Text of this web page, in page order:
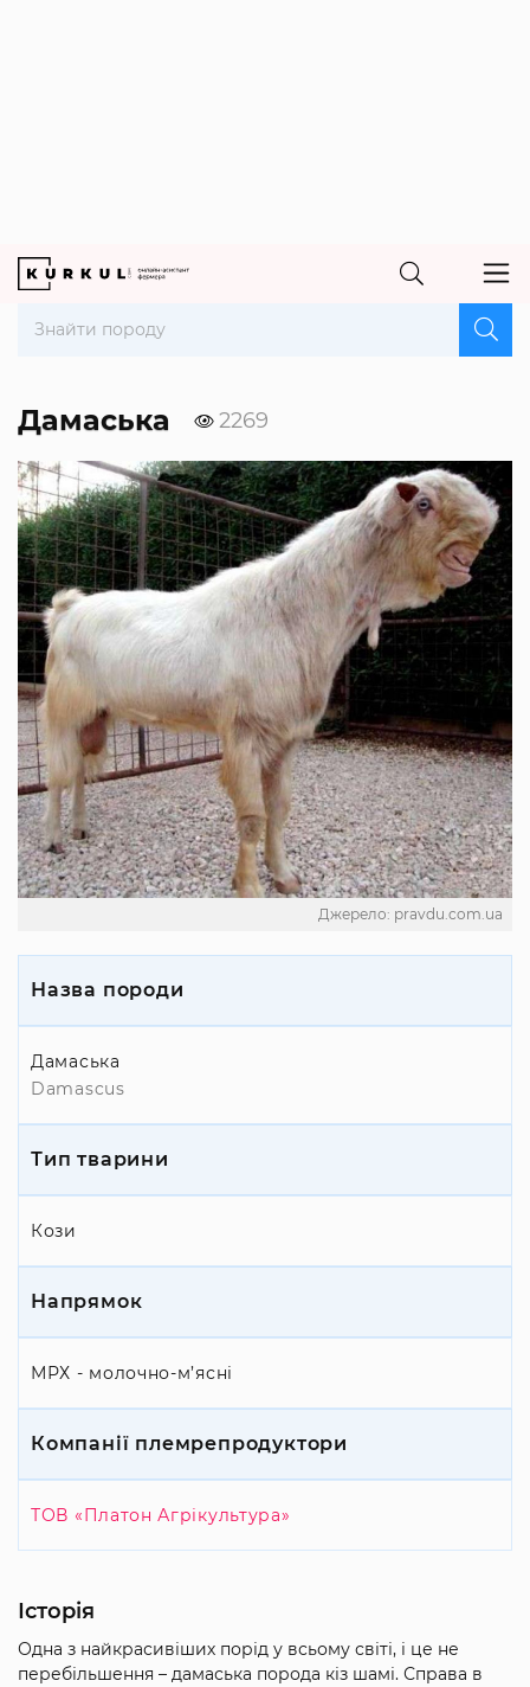
Дамаська 2269
Джерело: pravdu.com.ua
Назва породи
Дамаська
Damascus
Тип тварини
Кози
Напрямок
МРХ - молочно-м’ясні
Компанії племрепродуктори
ТОВ «Платон Агрікультура»
Історія
Одна з найкрасивіших порід у всьому світі, і це не
перебільшення – дамаська порода кіз шамі. Справа в